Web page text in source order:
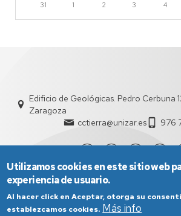
31
1 2 3 4
Edificio de Geológicas. Pedro Cerbuna
Zaragoza
cctierra@unizar.es
976
Utilizamos cookies en este sitio web
experiencia de usuario.
Al hacer click en Aceptar, otorga su
establezcamos cookies. Más info